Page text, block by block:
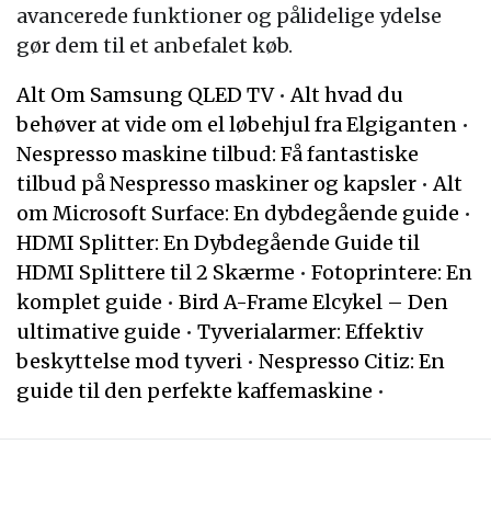
avancerede funktioner og pålidelige ydelse
gør dem til et anbefalet køb.
Alt Om Samsung QLED TV•Alt hvad du
behøver at vide om el løbehjul fra Elgiganten •
Nespresso maskine tilbud: Få fantastiske
tilbud på Nespresso maskiner og kapsler •Alt
om Microsoft Surface: En dybdegående guide •
HDMI Splitter: En Dybdegående Guide til
HDMI Splittere til 2 Skærme • Fotoprintere: En
komplet guide • Bird A-Frame Elcykel – Den
ultimative guide • Tyverialarmer: Effektiv
beskyttelse mod tyveri • Nespresso Citiz: En
guide til den perfekte kaffemaskine •